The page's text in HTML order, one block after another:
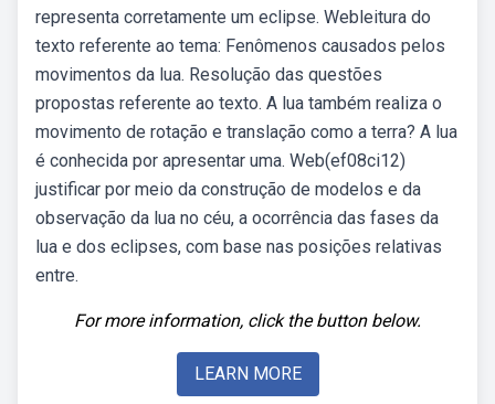
representa corretamente um eclipse. Webleitura do
texto referente ao tema: Fenômenos causados pelos
movimentos da lua. Resolução das questões
propostas referente ao texto. A lua também realiza o
movimento de rotação e translação como a terra? A lua
é conhecida por apresentar uma. Web(ef08ci12)
justificar por meio da construção de modelos e da
observação da lua no céu, a ocorrência das fases da
lua e dos eclipses, com base nas posições relativas
entre.
For more information, click the button below.
LEARN MORE